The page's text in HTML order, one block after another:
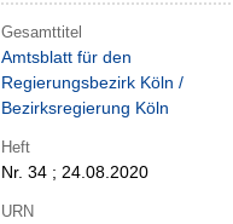
Gesamttitel
Amtsblatt für den
Regierungsbezirk Köln /
Bezirksregierung Köln
Heft
Nr. 34 ; 24.08.2020
URN